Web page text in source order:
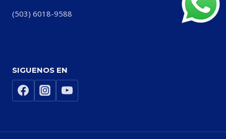
(503) 6018-9588
SIGUENOS EN